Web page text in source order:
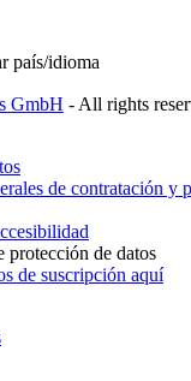
país/idioma
GmbH - All rights
de contratación y
protección de datos
de suscripción aquí